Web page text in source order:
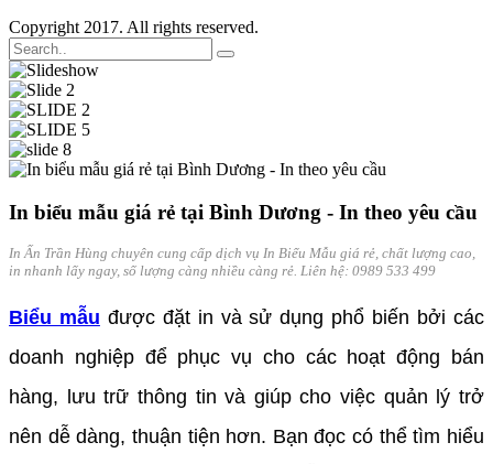
Copyright 2017. All rights reserved.
In biểu mẫu giá rẻ tại Bình Dương - In theo yêu cầu
In Ấn Trần Hùng chuyên cung cấp dịch vụ In Biểu Mẫu giá rẻ, chất lượng cao,
in nhanh lấy ngay, số lượng càng nhiều càng rẻ. Liên hệ: 0989 533 499
Biểu mẫu được đặt in và sử dụng phổ biến bởi các
doanh nghiệp để phục vụ cho các hoạt động bán
hàng, lưu trữ thông tin và giúp cho việc quản lý trở
nên dễ dàng, thuận tiện hơn. Bạn đọc có thể tìm hiểu